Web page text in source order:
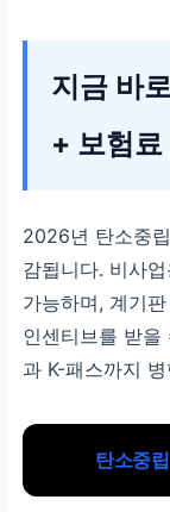
지금 바
+ 보험
2026년 탄소중
감됩니다. 비사
가능하며, 계기
인센티브를 받
과 K-패스까지
탄소중